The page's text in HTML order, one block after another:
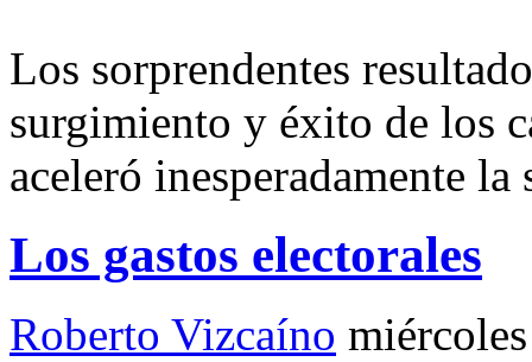
Los sorprendentes
surgimiento y éxito de los
aceleró inesperadamente
Los gastos electorales
Roberto Vizcaíno